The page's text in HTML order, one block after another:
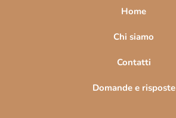
Home
Chi siamo
Contatti
Domande e risposte